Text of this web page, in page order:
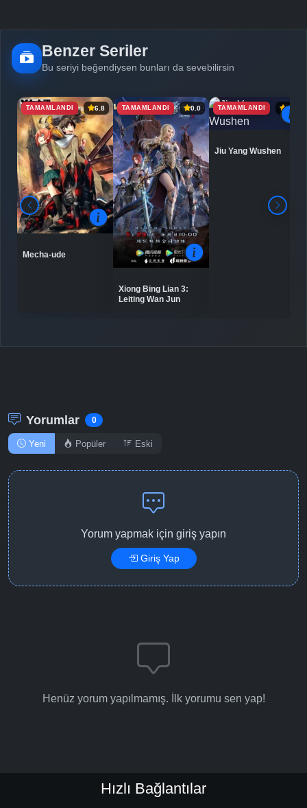
Benzer Seriler
Bu seriyi beğendiysen bunları da sevebilirsin
TAMAMLANDI 6.8
Mecha-ude
TAMAMLANDI 0.0
Xiong Bing Lian 3:
Leiting Wan Jun
TAMAMLANDI 6.9
Jiu Yang Wushen
Yorumlar 0
Yeni Popüler Eski
Yorum yapmak için giriş yapın
Giriş Yap
Henüz yorum yapılmamış. İlk yorumu sen yap!
Hızlı Bağlantılar